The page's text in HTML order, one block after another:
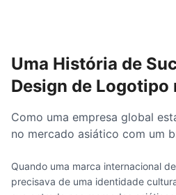
Uma História de
Design de Logotipo
Como uma empresa global
no mercado asiático com um
Quando uma marca internacional
precisava de uma identidade